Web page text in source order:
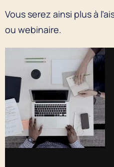
Vous serez ainsi plus à
ou webinaire.